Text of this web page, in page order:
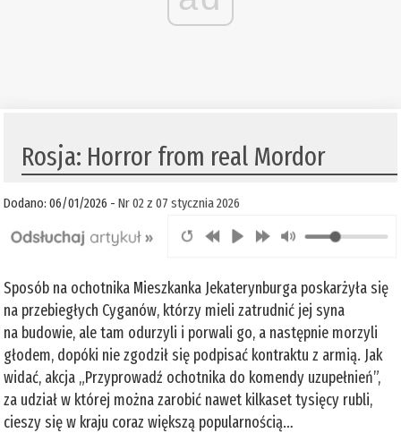
Rosja: Horror from real Mordor
Dodano: 06/01/2026 -Nr 02 z 07 stycznia 2026
Sposób na ochotnika Mieszkanka Jekaterynburga poskarżyła się
na przebiegłych Cyganów, którzy mieli zatrudnić jej syna
na budowie, ale tam odurzyli i porwali go, a następnie morzyli
głodem, dopóki nie zgodził się podpisać kontraktu z armią. Jak
widać, akcja „Przyprowadź ochotnika do komendy uzupełnień”,
za udział w której można zarobić nawet kilkaset tysięcy rubli,
cieszy się w kraju coraz większą popularnością…